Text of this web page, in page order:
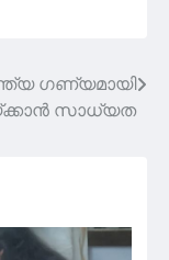
ഗണ്യമായി
സാധ്യത